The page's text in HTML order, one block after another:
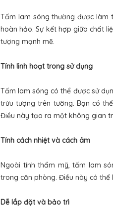
Tấm lam sóng thường được làm
hoàn hảo. Sự kết hợp giữa chất
tượng mạnh mẽ.
Tính linh hoạt trong sử dụng
Tấm lam sóng có thể được sử
trừu tượng trên tường. Bạn có
Điều này tạo ra một không gian
Tính cách nhiệt và cách âm
Ngoài tính thẩm mỹ, tấm lam
trong căn phòng. Điều này có
Dễ lắp đặt và bảo trì